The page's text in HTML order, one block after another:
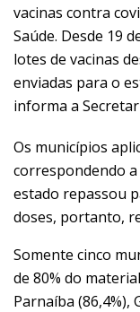
vacinas contra
Saúde. Desde 19
lotes de vacinas
enviadas para o
informa a
Os municípios
correspondendo a
estado repassou
doses, portanto,
Somente cinco
de 80% do
Parnaíba (86,4%),